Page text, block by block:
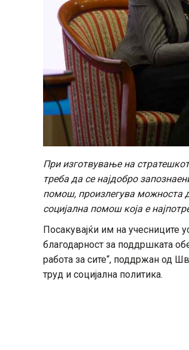
При изготвување на
треба да се најдобро
помош, произлегува можноста
социјална помош која е
Посакувајќи им на учесниците
благодарност за поддршката
работа за сите“, поддржан од
труд и социјална политика.